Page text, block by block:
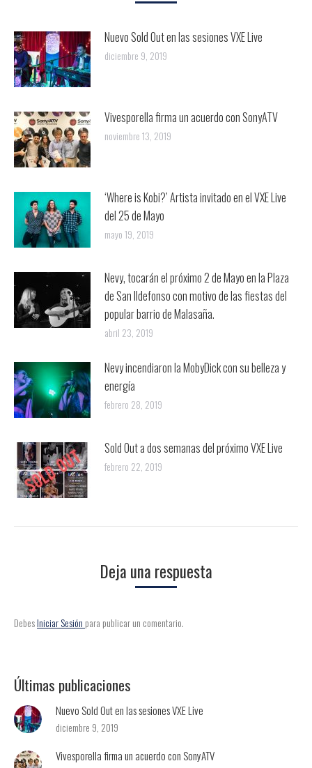
Nuevo Sold Out en las sesiones VXE Live
diciembre 9, 2019
Vivesporella firma un acuerdo con SonyATV
noviembre 13, 2019
‘Where is Kobi?’ Artista invitado en el VXE Live
del 25 de Mayo
mayo 19, 2019
Nevy, tocarán el próximo 2 de Mayo en la Plaza
de San Ildefonso con motivo de las fiestas del
popular barrio de Malasaña.
abril 23, 2019
Nevy incendiaron la MobyDick con su belleza y
energía
febrero 28, 2019
Sold Out a dos semanas del próximo VXE Live
febrero 22, 2019
Deja una respuesta
DebesIniciar Sesión para publicar un comentario.
Últimas publicaciones
Nuevo Sold Out en las sesiones VXE Live
diciembre 9, 2019
Vivesporella firma un acuerdo con SonyATV